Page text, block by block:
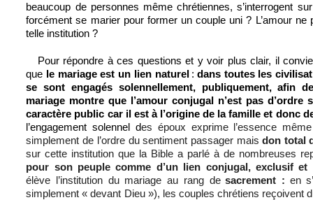
beaucoup de personnes même chrétiennes, s’interrogent
forcément se marier pour former un couple uni ? L’amour ne
telle institution ?
Pour répondre à ces questions et y voir plus clair, il
que le mariage est un lien naturel : dans toutes les
se sont engagés solennellement, publiquement, afin
mariage montre que l’amour conjugal n’est pas
caractère public car il est à l’origine de la famille et donc
l’engagement solennel des époux exprime l’essence
simplement de l’ordre du sentiment passager mais don total
sur cette institution que la Bible a parlé à de nombreuses
pour son peuple comme d’un lien conjugal, exclusif et
élève l’institution du mariage au rang de sacrement : en
simplement « devant Dieu »), les couples chrétiens reçoivent